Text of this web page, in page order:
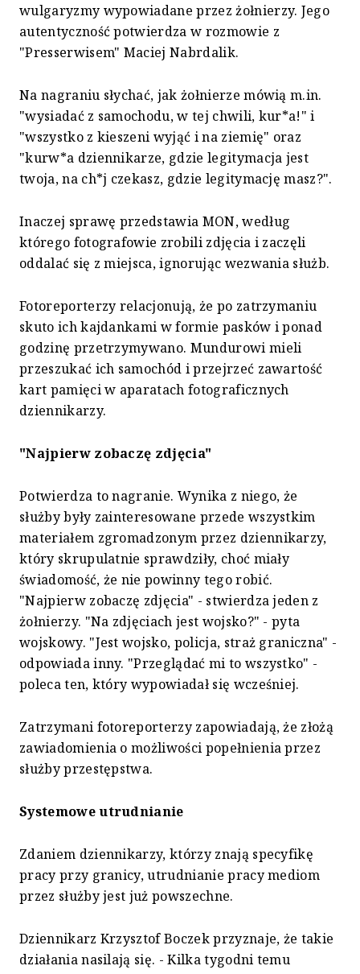
wulgaryzmy wypowiadane przez żołnierzy. Jego
autentyczność potwierdza w rozmowie z
"Presserwisem" Maciej Nabrdalik.
Na nagraniu słychać, jak żołnierze mówią m.in.
"wysiadać z samochodu, w tej chwili, kur*a!" i
"wszystko z kieszeni wyjąć i na ziemię" oraz
"kurw*a dziennikarze, gdzie legitymacja jest
twoja, na ch*j czekasz, gdzie legitymację masz?".
Inaczej sprawę przedstawia MON, według
którego fotografowie zrobili zdjęcia i zaczęli
oddalać się z miejsca, ignorując wezwania służb.
Fotoreporterzy relacjonują, że po zatrzymaniu
skuto ich kajdankami w formie pasków i ponad
godzinę przetrzymywano. Mundurowi mieli
przeszukać ich samochód i przejrzeć zawartość
kart pamięci w aparatach fotograficznych
dziennikarzy.
"Najpierw zobaczę zdjęcia"
Potwierdza to nagranie. Wynika z niego, że
służby były zainteresowane przede wszystkim
materiałem zgromadzonym przez dziennikarzy,
który skrupulatnie sprawdziły, choć miały
świadomość, że nie powinny tego robić.
"Najpierw zobaczę zdjęcia" - stwierdza jeden z
żołnierzy. "Na zdjęciach jest wojsko?" - pyta
wojskowy. "Jest wojsko, policja, straż graniczna" -
odpowiada inny. "Przeglądać mi to wszystko" -
poleca ten, który wypowiadał się wcześniej.
Zatrzymani fotoreporterzy zapowiadają, że złożą
zawiadomienia o możliwości popełnienia przez
służby przestępstwa.
Systemowe utrudnianie
Zdaniem dziennikarzy, którzy znają specyfikę
pracy przy granicy, utrudnianie pracy mediom
przez służby jest już powszechne.
Dziennikarz Krzysztof Boczek przyznaje, że takie
działania nasilają się. - Kilka tygodni temu